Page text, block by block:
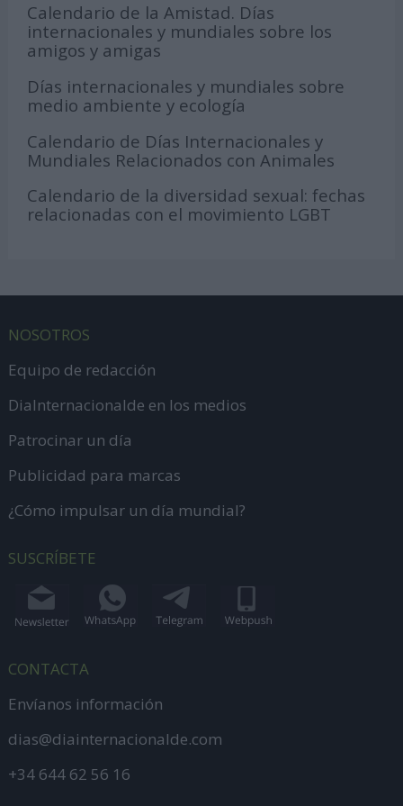
Calendario de la Amistad. Días
internacionales y mundiales sobre los
amigos y amigas
Días internacionales y mundiales sobre
medio ambiente y ecología
Calendario de Días Internacionales y
Mundiales Relacionados con Animales
Calendario de la diversidad sexual: fechas
relacionadas con el movimiento LGBT
NOSOTROS
Equipo de redacción
DiaInternacionalde en los medios
Patrocinar un día
Publicidad para marcas
¿Cómo impulsar un día mundial?
SUSCRÍBETE
CONTACTA
Envíanos información
dias@diainternacionalde.com
+34 644 62 56 16